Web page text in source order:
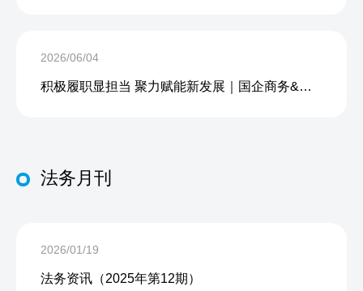
2026/06/04
积极履职显担当 聚力赋能新发展｜国企商务&中企人力出席上海现代服务业联合会第五届会员大会第三次会议暨2026服务业高质量发展大会
法务月刊
2026/01/19
法务资讯（2025年第12期）